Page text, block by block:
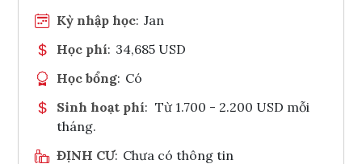
Kỳ nhập học: Jan
Học phí: 34,685 USD
Học bổng: Có
Sinh hoạt phí: Từ 1.700 - 2.200 USD mỗi
tháng.
ĐỊNH CƯ: Chưa có thông tin